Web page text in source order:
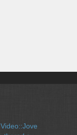
Video::Jove